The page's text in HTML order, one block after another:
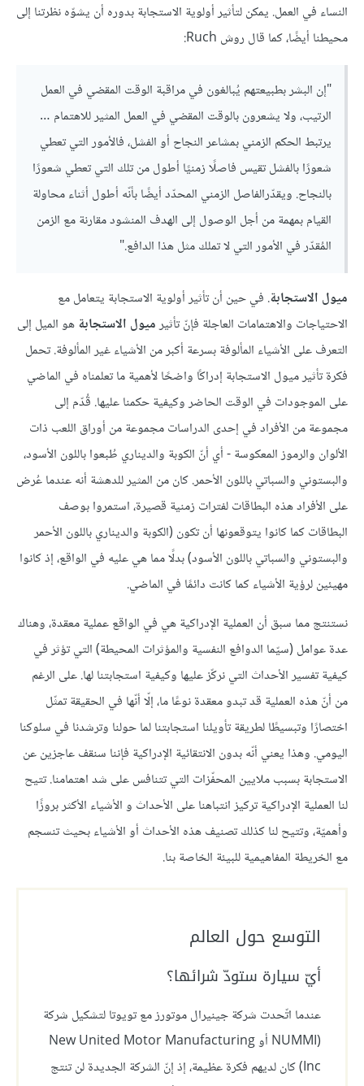
النساء في العمل. يمكن لتأثير أولوية الاستجابة بدوره أن يشوّه نظرتنا إلى
محيطنا أيضًا، كما قال روش Ruch:
"إن البشر بطبيعتهم يُبالغون في مراقبة الوقت المقضي في العمل
الرتيب، ولا يشعرون بالوقت المقضي في العمل المثير للاهتمام …
يرتبط الحكم الزمني بمشاعر النجاح أو الفشل، فالأمور التي تعطي
شعورًا بالفشل تقيس فاصلًا زمنيًا أطول من تلك التي تعطي شعورًا
بالنجاح. ويقدّرالفاصل الزمني المحدّد أيضًا بأنّه أطول أثناء محاولة
القيام بمهمة من أجل الوصول إلى الهدف المنشود مقارنة مع الزمن
المُقدّر في الأمور التي لا تملك مثل هذا الدافع."
ميول الاستجابة. في حين أن تأثير أولوية الاستجابة يتعامل مع
الاحتياجات والاهتمامات العاجلة فإنّ تأثيرميول الاستجابة هو الميل إلى
التعرف على الأشياء المألوفة بسرعة أكبر من الأشياء غير المألوفة. تحمل
فكرة تأثير ميول الاستجابة إدراكًا واضحًا لأهمية ما تعلمناه في الماضي
على الموجودات في الوقت الحاضر وكيفية حكمنا عليها. قُدّم إلى
مجموعة من الأفراد في إحدى الدراسات مجموعة من أوراق اللعب ذات
الألوان والرموز المعكوسة - أي أنّ الكوبة والديناري طُبعوا باللون الأسود،
والبستوني والسباتي باللون الأحمر. كان من المثير للدهشة أنه عندما عُرض
على الأفراد هذه البطاقات لفترات زمنية قصيرة، استمروا بوصف
البطاقات كما كانوا يتوقعونها أن تكون (الكوبة والديناري باللون الأحمر
والبستوني والسباتي باللون الأسود) بدلًا مما هي عليه في الواقع، إذ كانوا
مهيئين لرؤية الأشياء كما كانت دائمًا في الماضي.
نستنتج مما سبق أن العملية الإدراكية هي في الواقع عملية معقدة، وهناك
عدة عوامل (سيّما الدوافع النفسية والمؤثرات المحيطة) التي تؤثر في
كيفية تفسير الأحداث التي نركّز عليها وكيفية استجابتنا لها. على الرغم
من أنّ هذه العملية قد تبدو معقدة نوعًا ما، إلّا أنّها في الحقيقة تمثّل
اختصارًا وتبسيطًا لطريقة تأويلنا استجابتنا لما حولنا وترشدنا في سلوكنا
اليومي. وهذا يعني أنّه بدون الانتقائية الإدراكية فإننا سنقف عاجزين عن
الاستجابة بسبب ملايين المحفّزات التي تتنافس على شد اهتمامنا. تتيح
لنا العملية الإدراكية تركيز انتباهنا على الأحداث و الأشياء الأكثر بروزًا
وأهميّة، وتتيح لنا كذلك تصنيف هذه الأحداث أو الأشياء بحيث تنسجم
مع الخريطة المفاهيمية للبيئة الخاصة بنا.
التوسع حول العالم
أيّ سيارة ستودّ شرائها؟
عندما اتّحدت شركة جينيرال موتورز مع تويوتا لتشكيل شركة
(NUMMI أو New United Motor Manufacturing
Inc) كان لديهم فكرة عظيمة، إذ إنّ الشركة الجديدة لن تنتج